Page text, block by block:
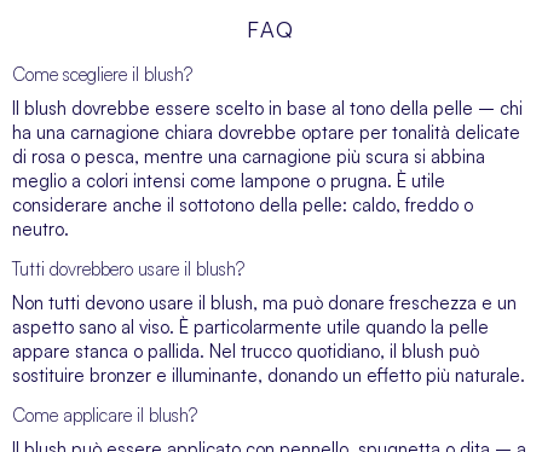
FAQ
Come scegliere il blush?
Il blush dovrebbe essere scelto in base al tono della pelle – chi
ha una carnagione chiara dovrebbe optare per tonalità delicate
di rosa o pesca, mentre una carnagione più scura si abbina
meglio a colori intensi come lampone o prugna. È utile
considerare anche il sottotono della pelle: caldo, freddo o
neutro.
Tutti dovrebbero usare il blush?
Non tutti devono usare il blush, ma può donare freschezza e un
aspetto sano al viso. È particolarmente utile quando la pelle
appare stanca o pallida. Nel trucco quotidiano, il blush può
sostituire bronzer e illuminante, donando un effetto più naturale.
Come applicare il blush?